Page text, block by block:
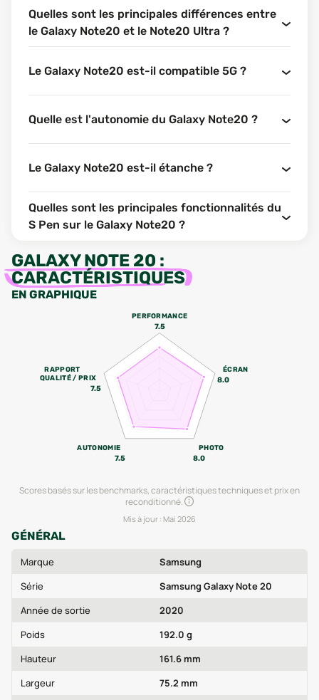
Quelles sont les principales différences entre
le Galaxy Note20 et le Note20 Ultra ?
Le Galaxy Note20 est-il compatible 5G ?
Quelle est l'autonomie du Galaxy Note20 ?
Le Galaxy Note20 est-il étanche ?
Quelles sont les principales fonctionnalités du
S Pen sur le Galaxy Note20 ?
GALAXY NOTE 20 :
CARACTÉRISTIQUES
EN GRAPHIQUE
PERFORMANCE
7.5
ÉCRAN
8.0
PHOTO
8.0
AUTONOMIE
7.5
RAPPORT
QUALITÉ / PRIX
7.5
Scores basés sur les benchmarks, caractéristiques techniques et prix en
reconditionné.
Mis à jour : Mai 2026
GÉNÉRAL
Marque
Samsung
Série
Samsung Galaxy Note 20
Année de sortie
2020
Poids
192.0 g
Hauteur
161.6 mm
Largeur
75.2 mm